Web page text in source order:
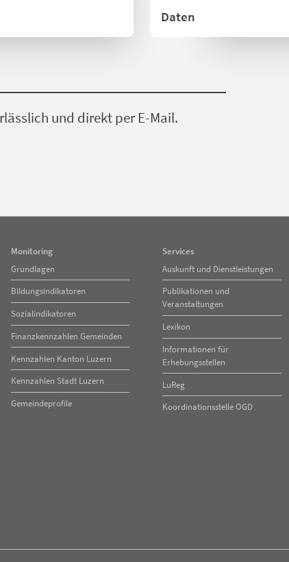
Daten
und direkt per E-Mail.
Monitoring
überspringen
Grundlagen
Bildungsindikatoren
Sozialindikatoren
Finanzkennzahlen Gemeinden
Kennzahlen Kanton Luzern
Kennzahlen Stadt Luzern
Gemeindeprofile
Services
Auskunft und Dienstleistungen
Publikationen und
Veranstaltungen
Lexikon
Informationen für
Erhebungsstellen
LuReg
Koordinationsstelle OGD